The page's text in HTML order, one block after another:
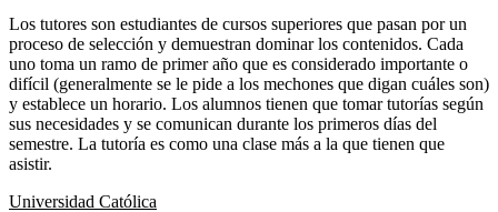
Los tutores son estudiantes de cursos superiores que pasan por un
proceso de selección y demuestran dominar los contenidos. Cada
uno toma un ramo de primer año que es considerado importante o
difícil (generalmente se le pide a los mechones que digan cuáles son)
y establece un horario. Los alumnos tienen que tomar tutorías según
sus necesidades y se comunican durante los primeros días del
semestre. La tutoría es como una clase más a la que tienen que
asistir.
Universidad Católica